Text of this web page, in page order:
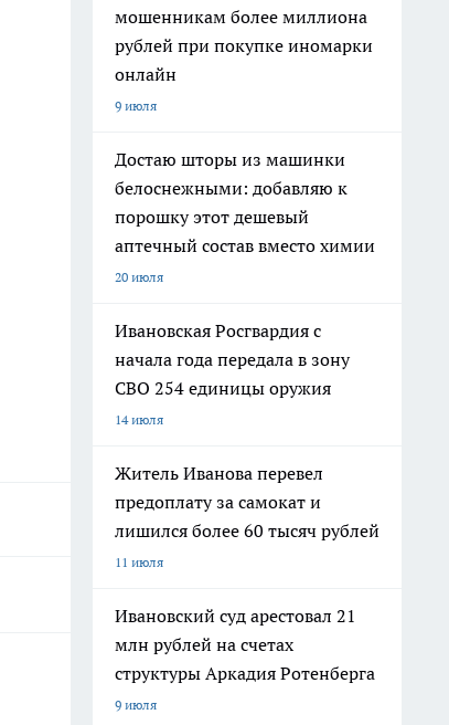
мошенникам более миллиона
рублей при покупке иномарки
онлайн
9 июля
Достаю шторы из машинки
белоснежными: добавляю к
порошку этот дешевый
аптечный состав вместо химии
20 июля
Ивановская Росгвардия с
начала года передала в зону
СВО 254 единицы оружия
14 июля
Житель Иванова перевел
предоплату за самокат и
лишился более 60 тысяч рублей
11 июля
Ивановский суд арестовал 21
млн рублей на счетах
структуры Аркадия Ротенберга
9 июля